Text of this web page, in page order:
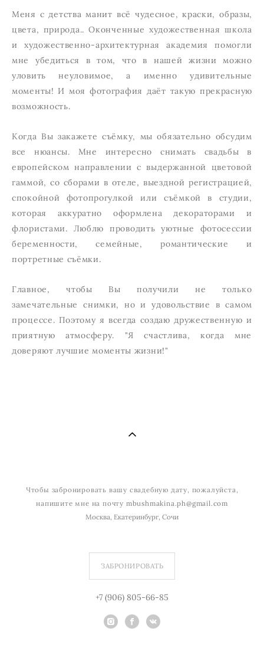
Меня с детства манит всё чудесное, краски, образы,
цвета, природа.. Оконченные художественная школа
и художественно-архитектурная академия помогли
мне убедиться в том, что в нашей жизни можно
уловить неуловимое, а именно удивительные
моменты! И моя фотография даёт такую прекрасную
возможность.
Когда Вы закажете съёмку, мы обязательно обсудим
все нюансы. Мне интересно снимать свадьбы в
европейском направлении с выдержанной цветовой
гаммой, со сборами в отеле, выездной регистрацией,
спокойной фотопрогулкой или съёмкой в студии,
которая аккуратно оформлена декораторами и
флористами. Люблю проводить уютные фотосессии
беременности, семейные, романтические и
портретные съёмки.
Главное, чтобы Вы получили не только
замечательные снимки, но и удовольствие в самом
процессе. Поэтому я всегда создаю дружественную и
приятную атмосферу. "Я счастлива, когда мне
доверяют лучшие моменты жизни!"
Чтобы забронировать вашу свадебную дату, пожалуйста,
напишите мне на почту mbushmakina.ph@gmail.com
Москва, Екатеринбург, Сочи
ЗАБРОНИРОВАТЬ
+7 (906) 805-66-85